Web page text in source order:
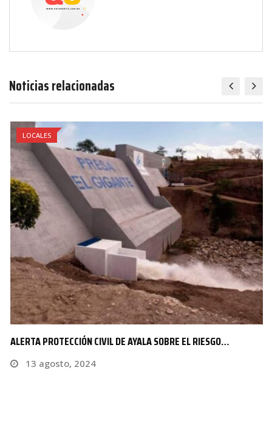
Noticias relacionadas
LOCALES
ALERTA PROTECCIÓN CIVIL DE AYALA SOBRE EL RIESGO…
13 agosto, 2024